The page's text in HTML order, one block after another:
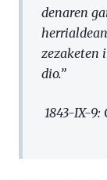
denaren
zezaketen
dio.”
1843-IX-9: